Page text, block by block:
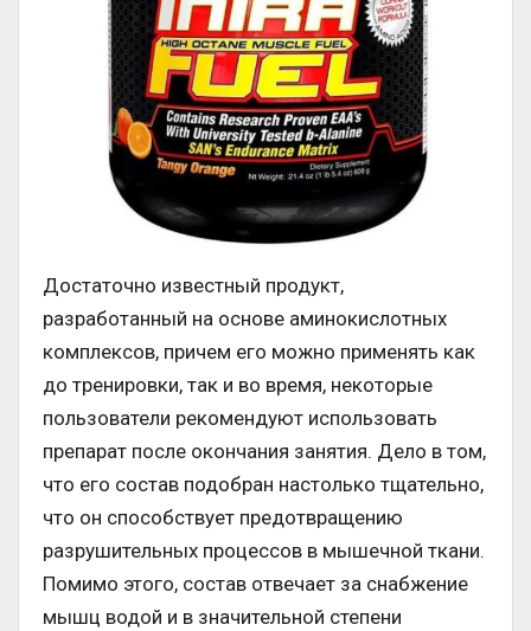
Достаточно известный продукт,
разработанный на основе аминокислотных
комплексов, причем его можно применять как
до тренировки, так и во время, некоторые
пользователи рекомендуют использовать
препарат после окончания занятия. Дело в том,
что его состав подобран настолько тщательно,
что он способствует предотвращению
разрушительных процессов в мышечной ткани.
Помимо этого, состав отвечает за снабжение
мышц водой и в значительной степени